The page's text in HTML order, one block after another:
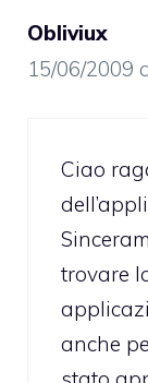
Obliviux
15/06/2009
Ciao
trovare
anche